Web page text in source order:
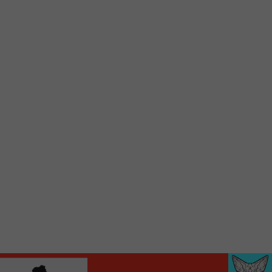
locale vous sont maintenant accessibles en un clic!